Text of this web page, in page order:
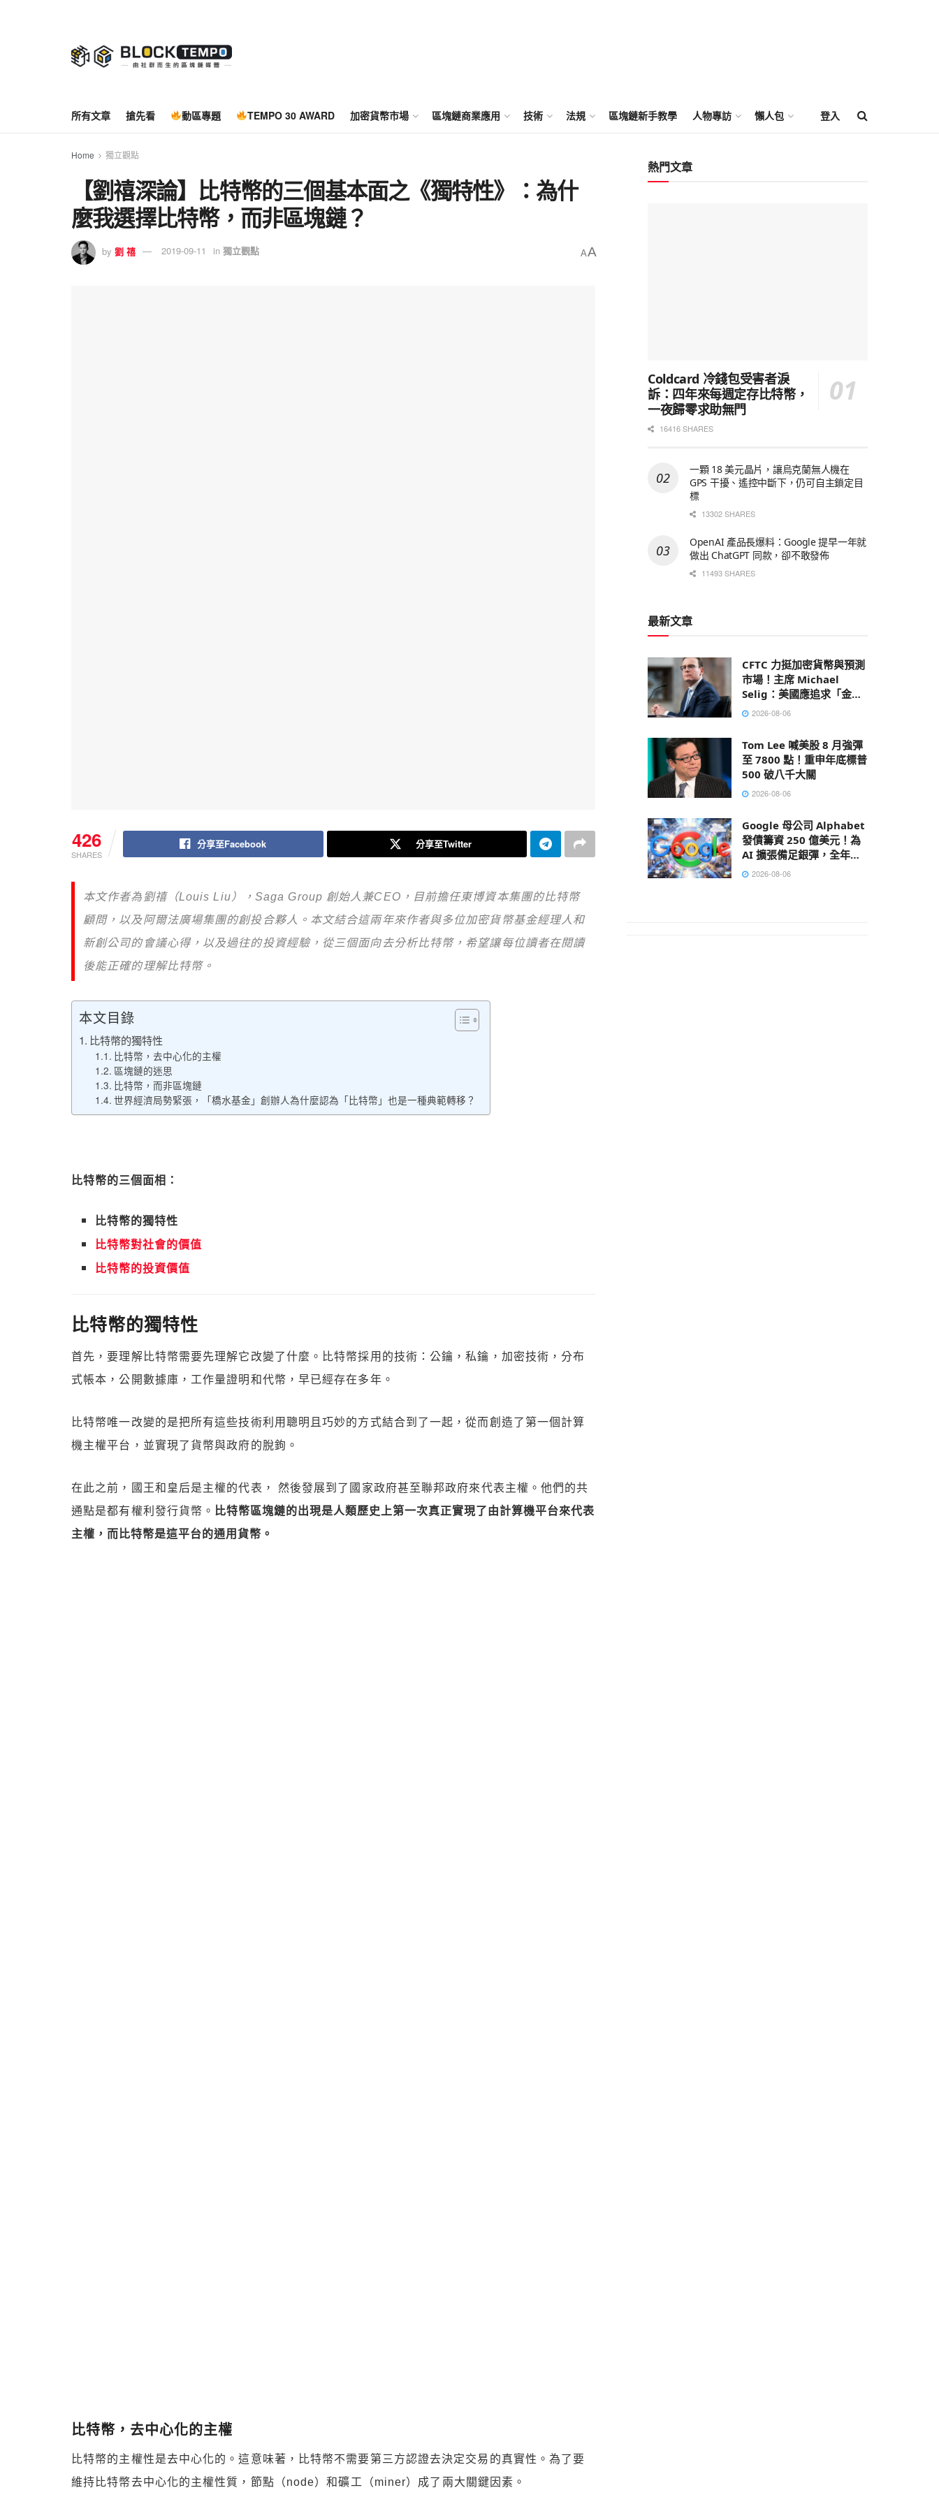
所有文章 搶先看 動區專題 TEMPO 30 AWARD 加密貨幣市場 區塊鏈商業應用 技術 法規 區塊鏈新手教學 人物專訪 懶人包 登入
Home 獨立觀點
【劉禧深論】比特幣的三個基本面之《獨特性》：為什
麼我選擇比特幣，而非區塊鏈？
by 劉 禧 2019-09-11 in 獨立觀點 AA
426
SHARES
分享至Facebook 分享至Twitter
本文作者為劉禧（Louis Liu），Saga Group 創始人兼CEO，目前擔任東博資本集團的比特幣
顧問，以及阿爾法廣場集團的創投合夥人。本文結合這兩年來作者與多位加密貨幣基金經理人和
新創公司的會議心得，以及過往的投資經驗，從三個面向去分析比特幣，希望讓每位讀者在閱讀
後能正確的理解比特幣。
本文目錄
比特幣的獨特性
比特幣，去中心化的主權
區塊鏈的迷思
比特幣，而非區塊鏈
世界經濟局勢緊張，「橋水基金」創辦人為什麼認為「比特幣」也是一種典範轉移？
比特幣的三個面相：
比特幣的獨特性
比特幣對社會的價值
比特幣的投資價值
比特幣的獨特性
首先，要理解比特幣需要先理解它改變了什麼。比特幣採用的技術：公鑰，私鑰，加密技術，分布
式帳本，公開數據庫，工作量證明和代幣，早已經存在多年。
比特幣唯一改變的是把所有這些技術利用聰明且巧妙的方式結合到了一起，從而創造了第一個計算
機主權平台，並實現了貨幣與政府的脫鉤。
在此之前，國王和皇后是主權的代表， 然後發展到了國家政府甚至聯邦政府來代表主權。他們的共
通點是都有權利發行貨幣。 比特幣區塊鏈的出現是人類歷史上第一次真正實現了由計算機平台來代表
主權，而比特幣是這平台的通用貨幣。
比特幣，去中心化的主權
比特幣的主權性是去中心化的。這意味著，比特幣不需要第三方認證去決定交易的真實性。為了要
維持比特幣去中心化的主權性質，節點（node）和礦工（miner）成了兩大關鍵因素。
熱門文章
Coldcard 冷錢包受害者淚
訴：四年來每週定存比特幣，
一夜歸零求助無門
16416 SHARES
一顆 18 美元晶片，讓烏克蘭無人機在
GPS 干擾、遙控中斷下，仍可自主鎖定目
標
13302 SHARES
OpenAI 產品長爆料：Google 提早一年就
做出 ChatGPT 同款，卻不敢發佈
11493 SHARES
最新文章
CFTC 力挺加密貨幣與預測
市場！主席 Michael
Selig：美國應追求「金融
創新」而非國際監管共識
2026-08-06
Tom Lee 喊美股 8 月強彈
至 7800 點！重申年底標普
500 破八千大關
2026-08-06
Google 母公司 Alphabet
發債籌資 250 億美元！為
AI 擴張備足銀彈，全年資
本支出上看 2050 億鎂
2026-08-06